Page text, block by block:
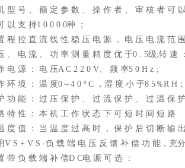
型 号 、 额 定 参 数 、 操 作 者 、 审 核 者 可
以 支 持1 0 0 0 0种 ；
程 控 直 流 线 性 稳 压 电 源 ， 电 压 电 流 范
、 电 流 、 功 率 测 量 精 度 优 于0 . 5级;转 速
电 源 ： 电 压A C 2 2 0 V、 频 率5 0 H z；
环 境 ： 温 度0～4 0 º C ，湿 度 小 于8 5％R H
功 能 ： 过 压 保 护 、 过 流 保 护 、 过 温 保 护
特 性 ： 本 机 工 作 状 态 下 可 短 时 间 短 路
度 值 ： 当 温 度 过 高 时 ， 保 护 后 切 断 输
S + V S -负 载 端 电 压 反 馈 补 偿 功 能，充
带 负 载 端 补 偿D C电 源 可 选 ：